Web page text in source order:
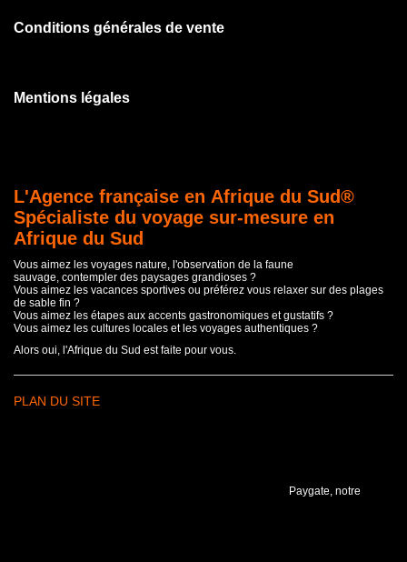
Conditions générales de vente
Mentions légales
L'Agence française en Afrique du Sud®
Spécialiste du voyage sur-mesure en
Afrique du Sud
Vous aimez les voyages nature, l'observation de la faune
sauvage, contempler des paysages grandioses ?
Vous aimez les vacances sportives ou préférez vous relaxer sur des plages
de sable fin ?
Vous aimez les étapes aux accents gastronomiques et gustatifs ?
Vous aimez les cultures locales et les voyages authentiques ?
Alors oui, l'Afrique du Sud est faite pour vous.
PLAN DU SITE
Paygate, notre